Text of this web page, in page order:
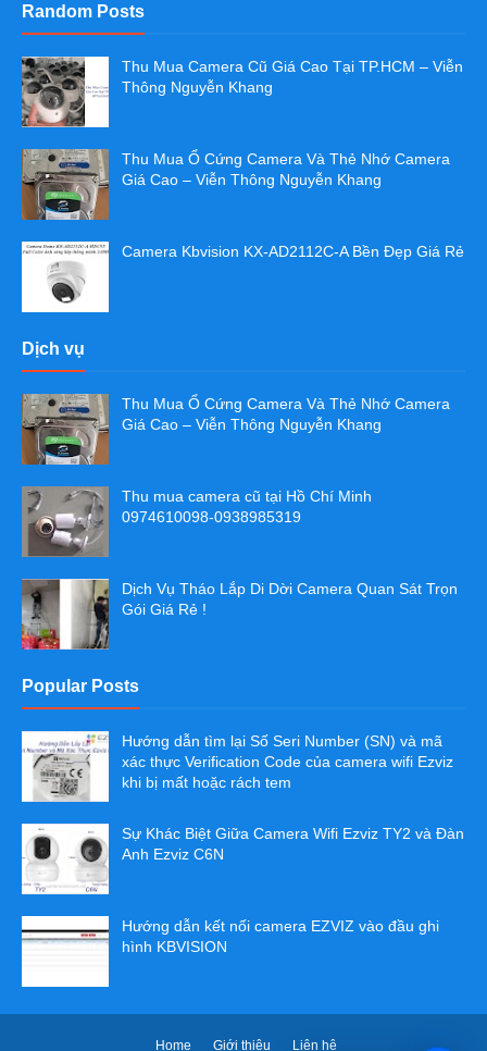
Random Posts
Thu Mua Camera Cũ Giá Cao Tại TP.HCM – Viễn
Thông Nguyễn Khang
Thu Mua Ổ Cứng Camera Và Thẻ Nhớ Camera
Giá Cao – Viễn Thông Nguyễn Khang
Camera Kbvision KX-AD2112C-A Bền Đẹp Giá Rẻ
Dịch vụ
Thu Mua Ổ Cứng Camera Và Thẻ Nhớ Camera
Giá Cao – Viễn Thông Nguyễn Khang
Thu mua camera cũ tại Hồ Chí Minh
0974610098-0938985319
Dịch Vụ Tháo Lắp Di Dời Camera Quan Sát Trọn
Gói Giá Rẻ !
Popular Posts
Hướng dẫn tìm lại Số Seri Number (SN) và mã
xác thực Verification Code của camera wifi Ezviz
khi bị mất hoặc rách tem
Sự Khác Biệt Giữa Camera Wifi Ezviz TY2 và Đàn
Anh Ezviz C6N
Hướng dẫn kết nối camera EZVIZ vào đầu ghi
hình KBVISION
Home Giới thiệu Liên hệ